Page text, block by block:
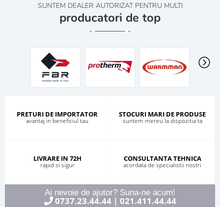
SUNTEM DEALER AUTORIZAT PENTRU MULTI
producatori de top
PRETURI DE IMPORTATOR
avantaj in beneficiul tau
STOCURI MARI DE PRODUSE
suntem mereu la dispozitia ta
LIVRARE IN 72H
rapid si sigur
CONSULTANTA TEHNICA
acordata de specialistii nostri
Ai nevoie de ajutor? Suna-ne acum!
0737.23.44.44| 021.411.44.44